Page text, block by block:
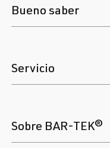
Bueno saber
Servicio
Sobre BAR-TEK®